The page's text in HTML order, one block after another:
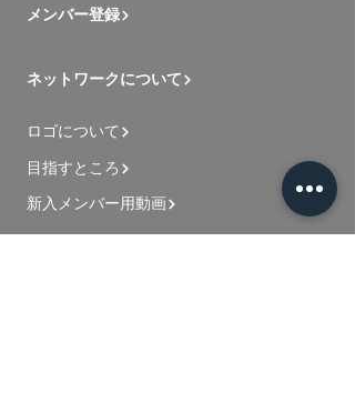
メンバー登録
ネットワークについて
ロゴについて
目指すところ
新入メンバー用動画